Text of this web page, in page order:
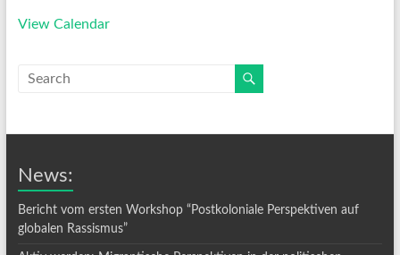
View Calendar
News:
Bericht vom ersten Workshop “Postkoloniale Perspektiven auf
globalen Rassismus”